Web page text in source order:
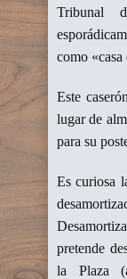
Tribunal
como
Este
lugar de
para su
Es curiosa
pretende
la Plaza